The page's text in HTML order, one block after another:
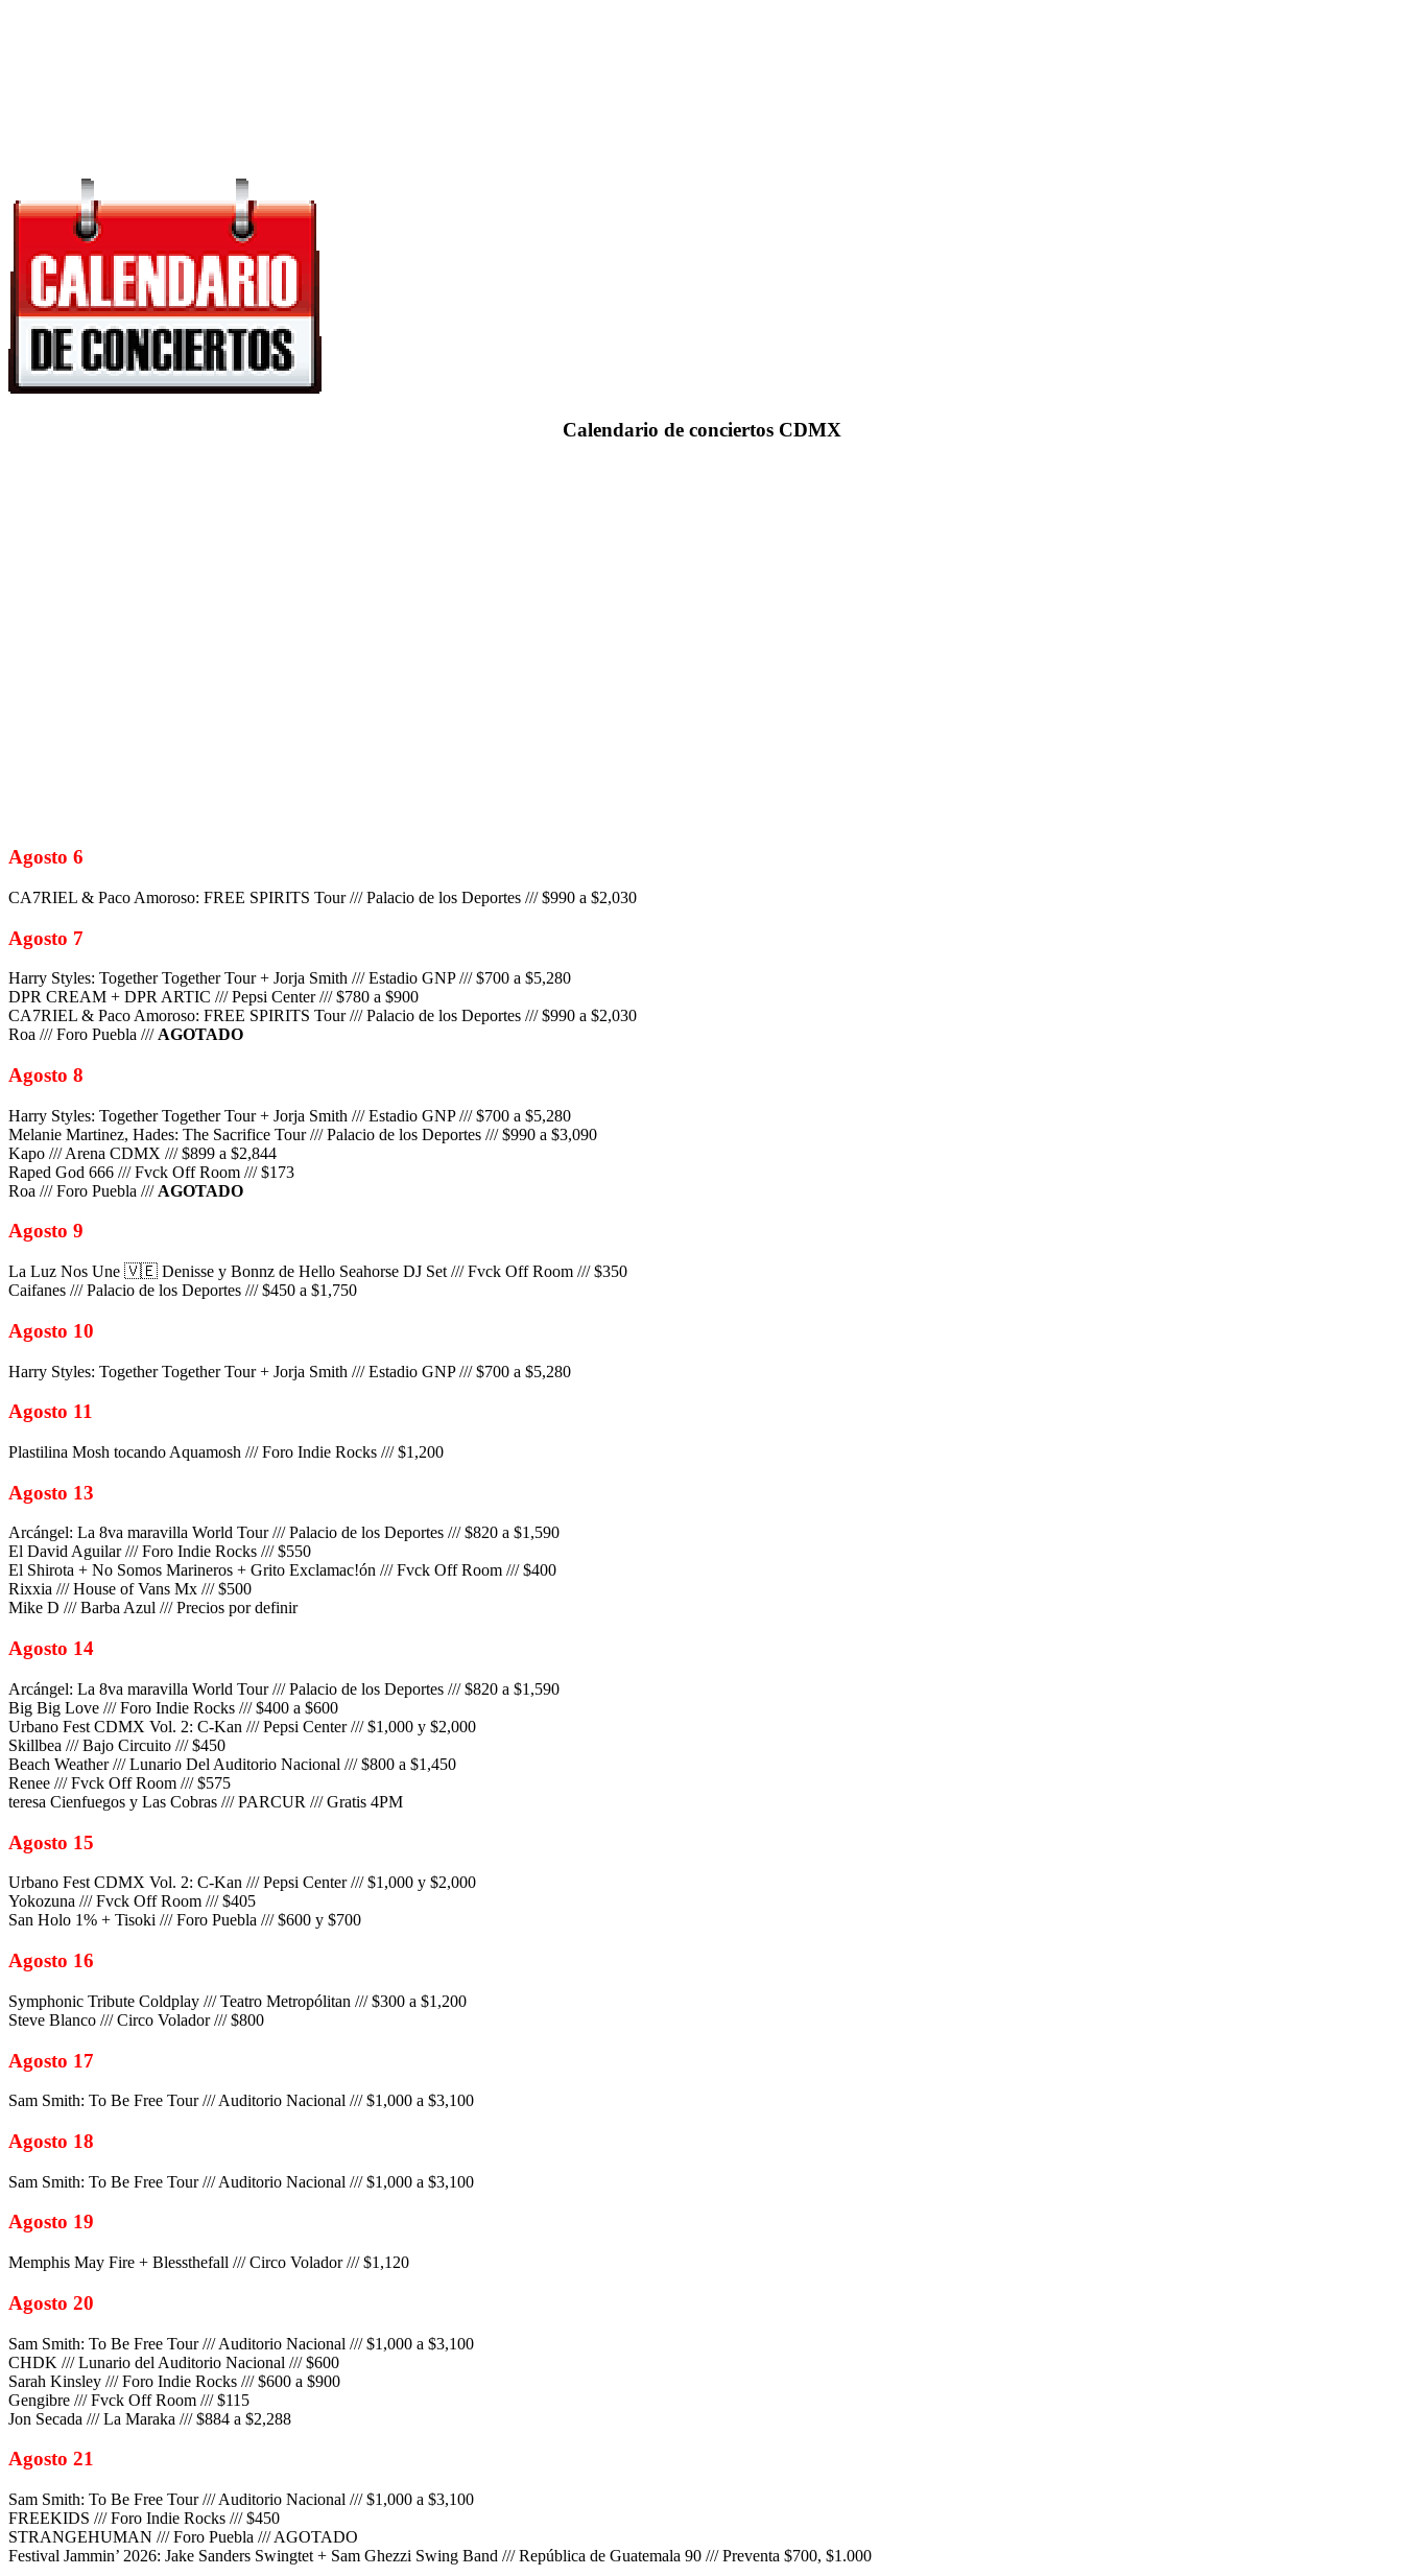
Calendario de conciertos CDMX
Agosto 6
CA7RIEL & Paco Amoroso: FREE SPIRITS Tour /// Palacio de los Deportes /// $990 a $2,030
Agosto 7
Harry Styles: Together Together Tour + Jorja Smith /// Estadio GNP /// $700 a $5,280
DPR CREAM + DPR ARTIC /// Pepsi Center /// $780 a $900
CA7RIEL & Paco Amoroso: FREE SPIRITS Tour /// Palacio de los Deportes /// $990 a $2,030
Roa /// Foro Puebla /// AGOTADO
Agosto 8
Harry Styles: Together Together Tour + Jorja Smith /// Estadio GNP /// $700 a $5,280
Melanie Martinez, Hades: The Sacrifice Tour /// Palacio de los Deportes /// $990 a $3,090
Kapo /// Arena CDMX /// $899 a $2,844
Raped God 666 /// Fvck Off Room /// $173
Roa /// Foro Puebla /// AGOTADO
Agosto 9
La Luz Nos Une 🇻🇪 Denisse y Bonnz de Hello Seahorse DJ Set /// Fvck Off Room /// $350
Caifanes /// Palacio de los Deportes /// $450 a $1,750
Agosto 10
Harry Styles: Together Together Tour + Jorja Smith /// Estadio GNP /// $700 a $5,280
Agosto 11
Plastilina Mosh tocando Aquamosh /// Foro Indie Rocks /// $1,200
Agosto 13
Arcángel: La 8va maravilla World Tour /// Palacio de los Deportes /// $820 a $1,590
El David Aguilar /// Foro Indie Rocks /// $550
El Shirota + No Somos Marineros + Grito Exclamac!ón /// Fvck Off Room /// $400
Rixxia /// House of Vans Mx /// $500
Mike D /// Barba Azul /// Precios por definir
Agosto 14
Arcángel: La 8va maravilla World Tour /// Palacio de los Deportes /// $820 a $1,590
Big Big Love /// Foro Indie Rocks /// $400 a $600
Urbano Fest CDMX Vol. 2: C-Kan /// Pepsi Center /// $1,000 y $2,000
Skillbea /// Bajo Circuito /// $450
Beach Weather /// Lunario Del Auditorio Nacional /// $800 a $1,450
Renee /// Fvck Off Room /// $575
teresa Cienfuegos y Las Cobras /// PARCUR /// Gratis 4PM
Agosto 15
Urbano Fest CDMX Vol. 2: C-Kan /// Pepsi Center /// $1,000 y $2,000
Yokozuna /// Fvck Off Room /// $405
San Holo 1% + Tisoki /// Foro Puebla /// $600 y $700
Agosto 16
Symphonic Tribute Coldplay /// Teatro Metropólitan /// $300 a $1,200
Steve Blanco /// Circo Volador /// $800
Agosto 17
Sam Smith: To Be Free Tour /// Auditorio Nacional /// $1,000 a $3,100
Agosto 18
Sam Smith: To Be Free Tour /// Auditorio Nacional /// $1,000 a $3,100
Agosto 19
Memphis May Fire + Blessthefall /// Circo Volador /// $1,120
Agosto 20
Sam Smith: To Be Free Tour /// Auditorio Nacional /// $1,000 a $3,100
CHDK /// Lunario del Auditorio Nacional /// $600
Sarah Kinsley /// Foro Indie Rocks /// $600 a $900
Gengibre /// Fvck Off Room /// $115
Jon Secada /// La Maraka /// $884 a $2,288
Agosto 21
Sam Smith: To Be Free Tour /// Auditorio Nacional /// $1,000 a $3,100
FREEKIDS /// Foro Indie Rocks /// $450
STRANGEHUMAN /// Foro Puebla /// AGOTADO
Festival Jammin’ 2026: Jake Sanders Swingtet + Sam Ghezzi Swing Band /// República de Guatemala 90 /// Preventa $700, $1.000